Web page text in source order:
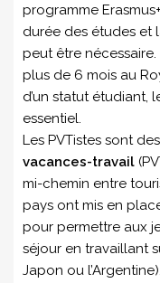
programme
durée des études et
peut être
plus de 6 mois au
d’un statut étudiant,
essentiel.
Les PVTistes sont
vacances-travail
mi-chemin entre
pays ont mis en
pour permettre aux
séjour en travaillant
Japon ou